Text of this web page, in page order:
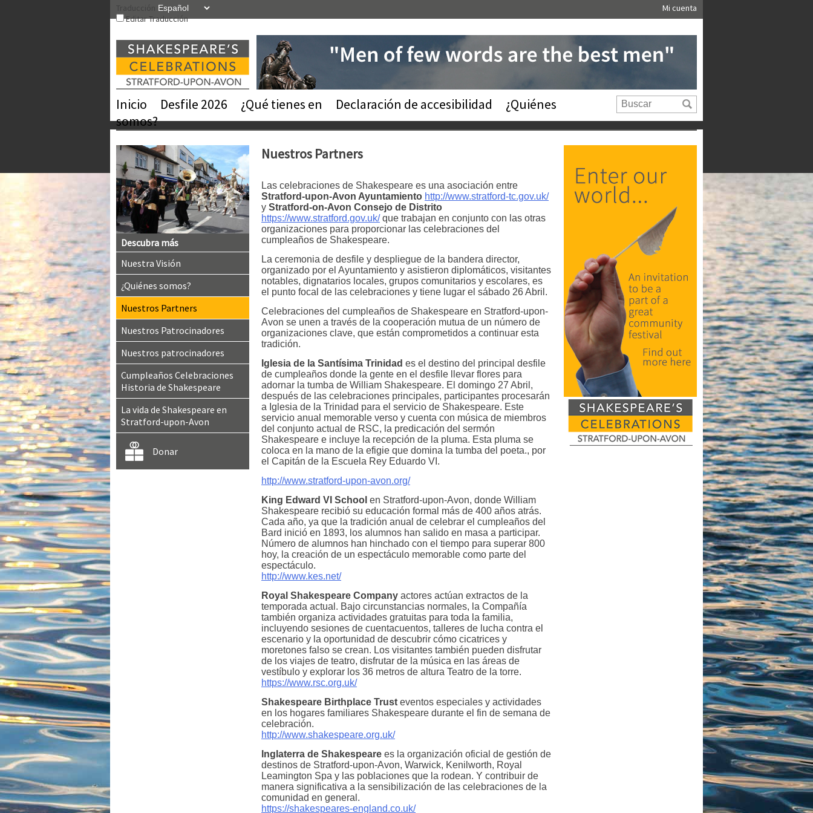
Editar Traducción
Mi cuenta
Inicio Desfile 2026 ¿Qué tienes en Declaración de accesibilidad
¿Quiénes
somos?
Descubra más
Nuestra Visión
¿Quiénes somos?
Nuestros Partners
Nuestros Patrocinadores
Nuestros patrocinadores
Cumpleaños Celebraciones
Historia de Shakespeare
La vida de Shakespeare en
Stratford-upon-Avon
Donar
Nuestros Partners
Las celebraciones de Shakespeare es una asociación entre
Stratford-upon-Avon Ayuntamiento http://www.stratford-tc.gov.uk/
y Stratford-on-Avon Consejo de Distrito
https://www.stratford.gov.uk/que trabajan en conjunto con las otras
organizaciones para proporcionar las celebraciones del
cumpleaños de Shakespeare.
La ceremonia de desfile y despliegue de la bandera director,
organizado por el Ayuntamiento y asistieron diplomáticos, visitantes
notables, dignatarios locales, grupos comunitarios y escolares, es
el punto focal de las celebraciones y tiene lugar el sábado 26 Abril.
Celebraciones del cumpleaños de Shakespeare en Stratford-upon-
Avon se unen a través de la cooperación mutua de un número de
organizaciones clave, que están comprometidos a continuar esta
tradición.
Iglesia de la Santísima Trinidad es el destino del principal desfile
de cumpleaños donde la gente en el desfile llevar flores para
adornar la tumba de William Shakespeare. El domingo 27 Abril,
después de las celebraciones principales, participantes procesarán
a Iglesia de la Trinidad para el servicio de Shakespeare. Este
servicio anual memorable verso y cuenta con música de miembros
del conjunto actual de RSC, la predicación del sermón
Shakespeare e incluye la recepción de la pluma. Esta pluma se
coloca en la mano de la efigie que domina la tumba del poeta., por
el Capitán de la Escuela Rey Eduardo VI.
http://www.stratford-upon-avon.org/
King Edward VI School en Stratford-upon-Avon, donde William
Shakespeare recibió su educación formal más de 400 años atrás.
Cada año, ya que la tradición anual de celebrar el cumpleaños del
Bard inició en 1893, los alumnos han salido en masa a participar.
Número de alumnos han hinchado con el tiempo para superar 800
hoy, la creación de un espectáculo memorable como parte del
espectáculo.
http://www.kes.net/
Royal Shakespeare Company actores actúan extractos de la
temporada actual. Bajo circunstancias normales, la Compañía
también organiza actividades gratuitas para toda la familia,
incluyendo sesiones de cuentacuentos, talleres de lucha contra el
escenario y la oportunidad de descubrir cómo cicatrices y
moretones falso se crean. Los visitantes también pueden disfrutar
de los viajes de teatro, disfrutar de la música en las áreas de
vestíbulo y explorar los 36 metros de altura Teatro de la torre.
https://www.rsc.org.uk/
Shakespeare Birthplace Trust eventos especiales y actividades
en los hogares familiares Shakespeare durante el fin de semana de
celebración.
http://www.shakespeare.org.uk/
Inglaterra de Shakespeare es la organización oficial de gestión de
destinos de Stratford-upon-Avon, Warwick, Kenilworth, Royal
Leamington Spa y las poblaciones que la rodean. Y contribuir de
manera significativa a la sensibilización de las celebraciones de la
comunidad en general.
https://shakespeares-england.co.uk/